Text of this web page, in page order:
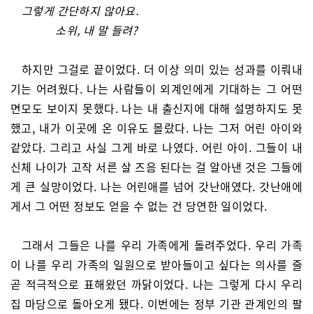
그렇게 간단하지 않아요.
소위, 내 말 들려?
하지만 그걸로 끝이었다. 더 이상 의미 있는 성과를 이뤄내
기는 어려웠다. 나는 사람들이 외계인에게 기대하는 그 어떤
면모도 보이지 못했다. 나는 내 출신지에 대해 설명하지도 못
했고, 내가 이곳에 온 이유도 몰랐다. 나는 그저 어린 아이와
같았다. 그리고 사실 그게 바로 나였다. 어린 아이. 그들이 내
신체 나이가 고작 서른 살 즈음 된다는 걸 알아낸 것은 그들에
게 큰 실망이었다. 나는 어린애를 넘어 갓난애였다. 갓난애에
게서 그 어떤 정보도 얻을 수 없는 건 당연한 일이었다.
그래서 그들은 나를 우리 가족에게 돌려주었다. 우리 가족
이 나를 우리 가족의 일원으로 받아들이고 싶다는 의사를 줄
곧 적극적으로 표해왔던 까닭이었다. 나는 그렇게 다시 우리
집 마당으로 돌아오게 됐다. 이번에는 정부 기관 관계인의 팔